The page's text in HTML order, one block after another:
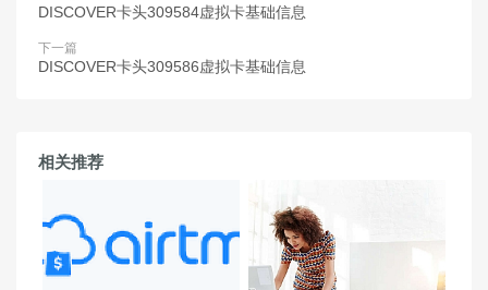
DISCOVER卡头309584虚拟卡基础信息
下一篇
DISCOVER卡头309586虚拟卡基础信息
相关推荐